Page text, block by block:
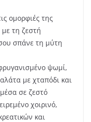
ομορφιές της
τη ζεστή
σπάνε τη μύτη
ψωμί,
με χταπόδι και
σε ζεστό
χοιρινό,
και